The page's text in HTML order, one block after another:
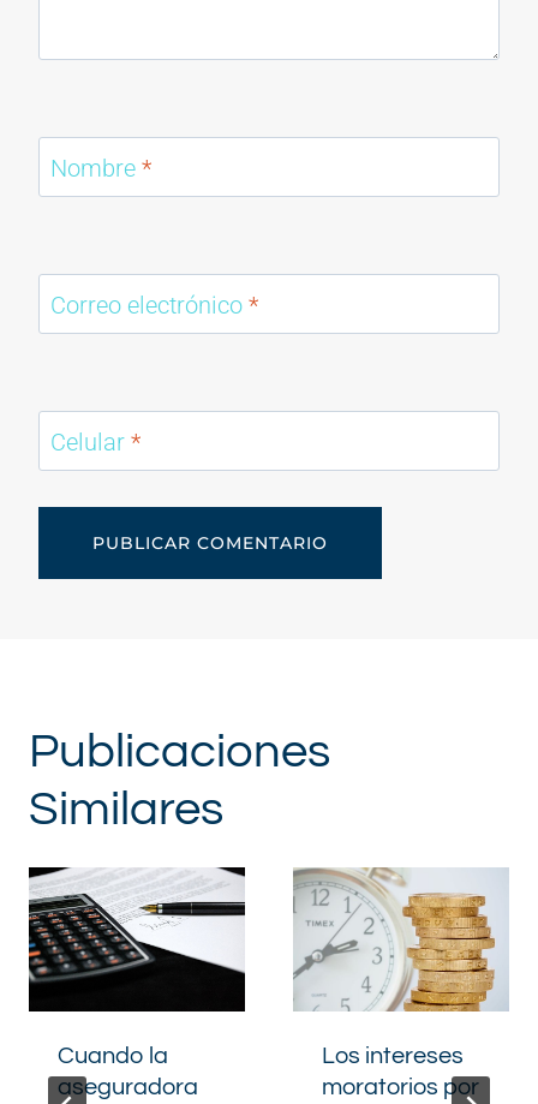
Nombre *
Correo electrónico *
Celular *
Publicaciones
Similares
Cuando la
aseguradora
Los intereses
moratorios por